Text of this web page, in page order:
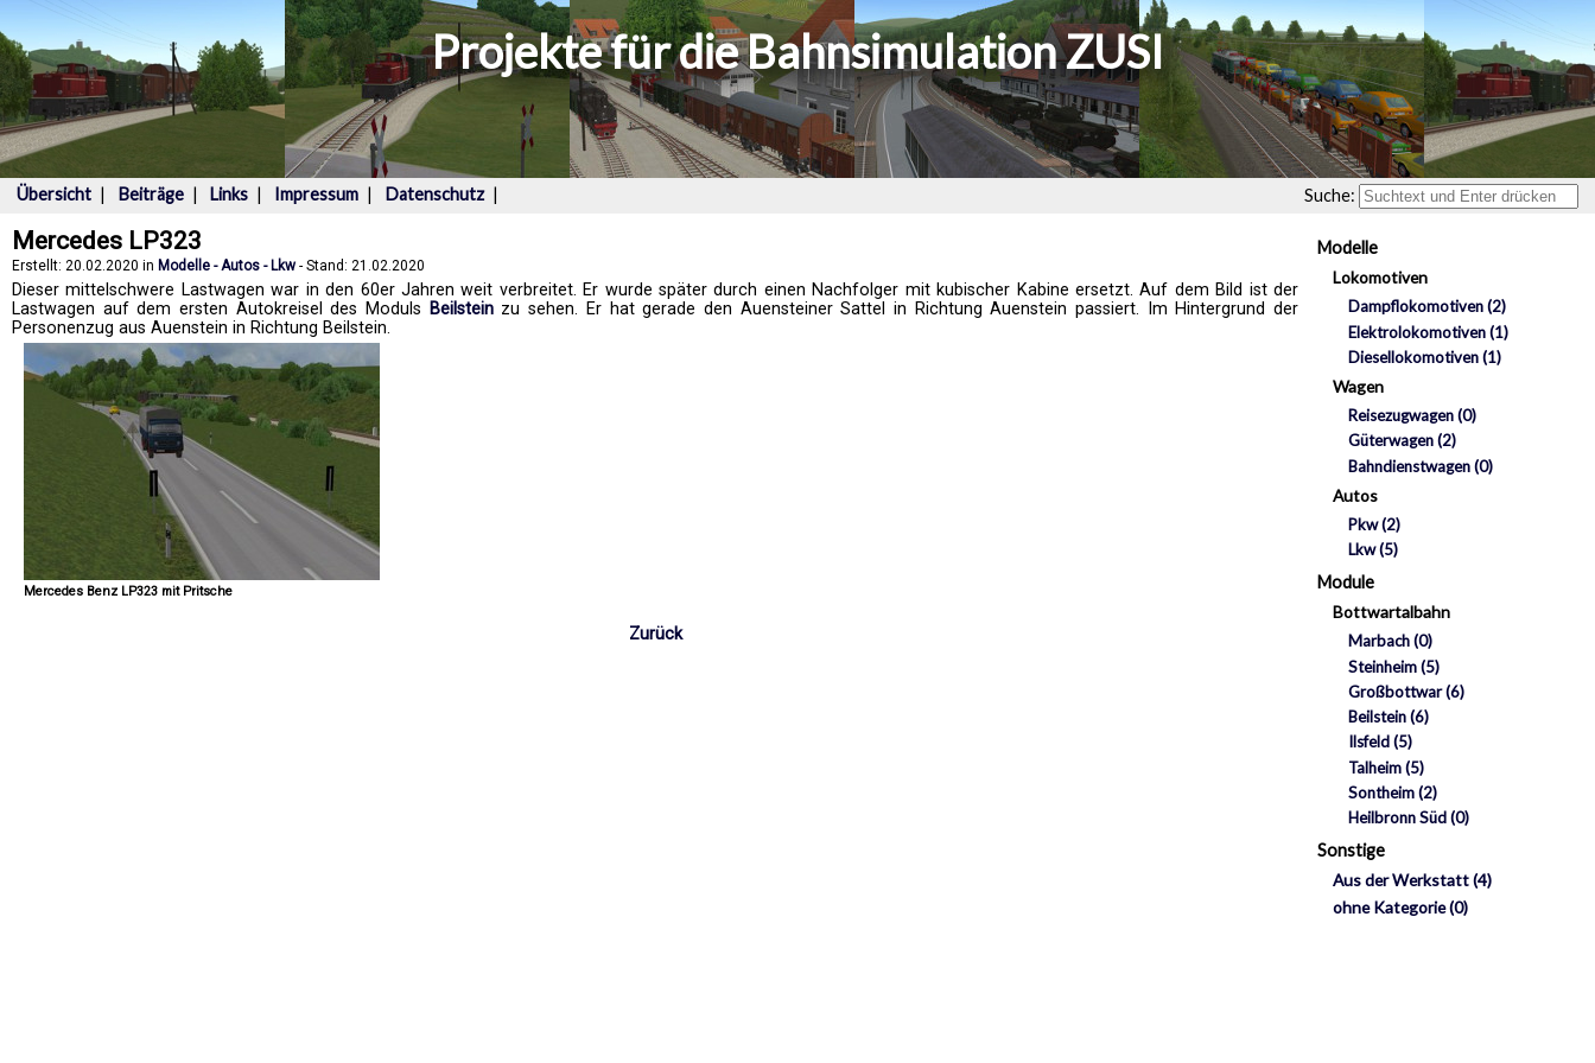
Projekte für die Bahnsimulation ZUSI
Übersicht | Beiträge | Links | Impressum | Datenschutz | Suche:
Modelle
Lokomotiven
Dampflokomotiven(2)
Elektrolokomotiven(1)
Diesellokomotiven(1)
Wagen
Reisezugwagen(0)
Güterwagen(2)
Bahndienstwagen(0)
Autos
Pkw(2)
Lkw(5)
Module
Bottwartalbahn
Marbach(0)
Steinheim(5)
Großbottwar(6)
Beilstein(6)
Ilsfeld(5)
Talheim(5)
Sontheim(2)
Heilbronn Süd(0)
Sonstige
Aus der Werkstatt(4)
ohne Kategorie(0)
Mercedes LP323
Erstellt: 20.02.2020 in Modelle - Autos - Lkw - Stand: 21.02.2020
Dieser mittelschwere Lastwagen war in den 60er Jahren weit verbreitet. Er wurde später durch einen Nachfolger mit kubischer Kabine ersetzt. Auf dem Bild ist der
Lastwagen auf dem ersten Autokreisel des Moduls
Beilsteinzu sehen. Er hat gerade den Auensteiner Sattel in Richtung Auenstein passiert. Im Hintergrund der
Personenzug aus Auenstein in Richtung Beilstein.
Mercedes Benz LP323 mit Pritsche
Zurück